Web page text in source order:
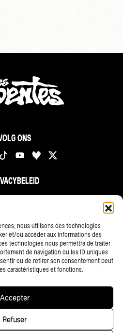
nous utilisons des technologies
et/ou accéder aux informations des
technologies nous permettra de traiter
de navigation ou les ID uniques
ou de retirer son consentement peut
caractéristiques et fonctions.
Accepter
Refuser
ONS
Website